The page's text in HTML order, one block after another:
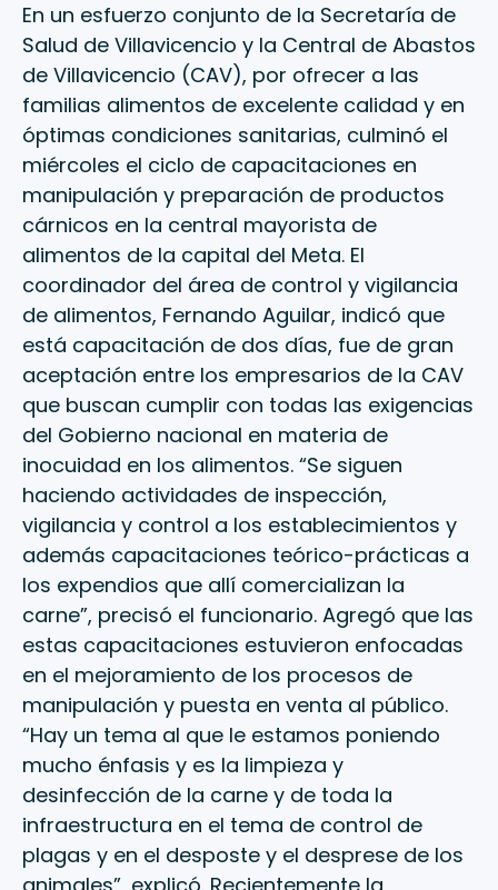
En un esfuerzo conjunto de la Secretaría de
Salud de Villavicencio y la Central de Abastos
de Villavicencio (CAV), por ofrecer a las
familias alimentos de excelente calidad y en
óptimas condiciones sanitarias, culminó el
miércoles el ciclo de capacitaciones en
manipulación y preparación de productos
cárnicos en la central mayorista de
alimentos de la capital del Meta. El
coordinador del área de control y vigilancia
de alimentos, Fernando Aguilar, indicó que
está capacitación de dos días, fue de gran
aceptación entre los empresarios de la CAV
que buscan cumplir con todas las exigencias
del Gobierno nacional en materia de
inocuidad en los alimentos. “Se siguen
haciendo actividades de inspección,
vigilancia y control a los establecimientos y
además capacitaciones teórico-prácticas a
los expendios que allí comercializan la
carne”, precisó el funcionario. Agregó que las
estas capacitaciones estuvieron enfocadas
en el mejoramiento de los procesos de
manipulación y puesta en venta al público.
“Hay un tema al que le estamos poniendo
mucho énfasis y es la limpieza y
desinfección de la carne y de toda la
infraestructura en el tema de control de
plagas y en el desposte y el desprese de los